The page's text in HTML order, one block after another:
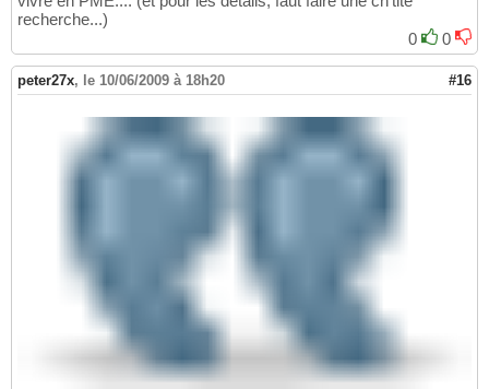
recherche...)
0
0
peter27x, le 10/06/2009 à 18h20 #16